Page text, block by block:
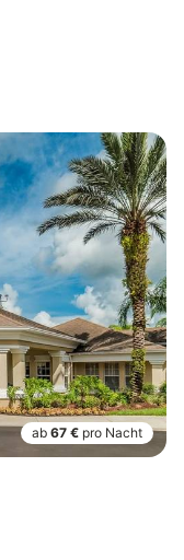
ab 67 € pro Nacht